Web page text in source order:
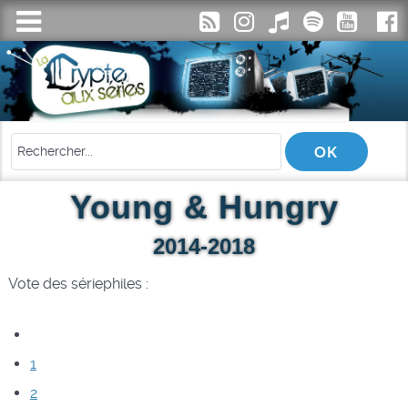
Young & Hungry
2014-2018
Vote des sériephiles :
1
2